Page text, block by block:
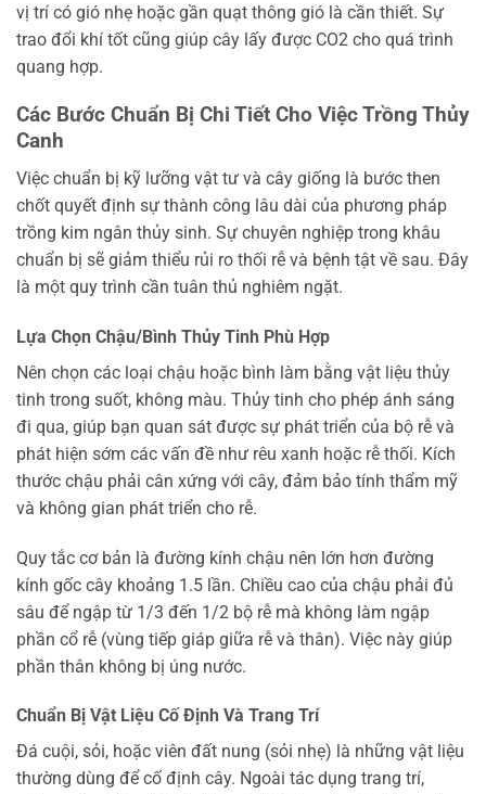
vị trí có gió nhẹ hoặc gần quạt thông gió là cần thiết. Sự
trao đổi khí tốt cũng giúp cây lấy được CO2 cho quá trình
quang hợp.
Các Bước Chuẩn Bị Chi Tiết Cho Việc Trồng Thủy
Canh
Việc chuẩn bị kỹ lưỡng vật tư và cây giống là bước then
chốt quyết định sự thành công lâu dài của phương pháp
trồng kim ngân thủy sinh. Sự chuyên nghiệp trong khâu
chuẩn bị sẽ giảm thiểu rủi ro thối rễ và bệnh tật về sau. Đây
là một quy trình cần tuân thủ nghiêm ngặt.
Lựa Chọn Chậu/Bình Thủy Tinh Phù Hợp
Nên chọn các loại chậu hoặc bình làm bằng vật liệu thủy
tinh trong suốt, không màu. Thủy tinh cho phép ánh sáng
đi qua, giúp bạn quan sát được sự phát triển của bộ rễ và
phát hiện sớm các vấn đề như rêu xanh hoặc rễ thối. Kích
thước chậu phải cân xứng với cây, đảm bảo tính thẩm mỹ
và không gian phát triển cho rễ.
Quy tắc cơ bản là đường kính chậu nên lớn hơn đường
kính gốc cây khoảng 1.5 lần. Chiều cao của chậu phải đủ
sâu để ngập từ 1/3 đến 1/2 bộ rễ mà không làm ngập
phần cổ rễ (vùng tiếp giáp giữa rễ và thân). Việc này giúp
phần thân không bị úng nước.
Chuẩn Bị Vật Liệu Cố Định Và Trang Trí
Đá cuội, sỏi, hoặc viên đất nung (sỏi nhẹ) là những vật liệu
thường dùng để cố định cây. Ngoài tác dụng trang trí,